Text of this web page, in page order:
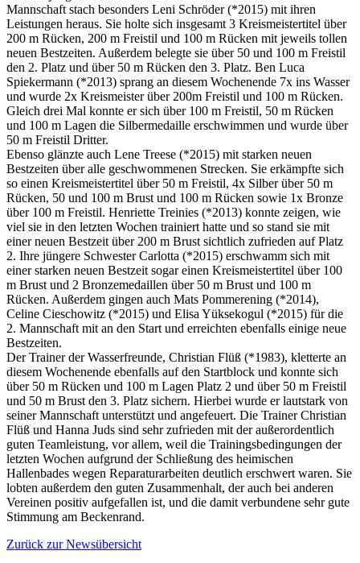
Mannschaft stach besonders Leni Schröder (*2015) mit ihren
Leistungen heraus. Sie holte sich insgesamt 3 Kreismeistertitel über
200 m Rücken, 200 m Freistil und 100 m Rücken mit jeweils tollen
neuen Bestzeiten. Außerdem belegte sie über 50 und 100 m Freistil
den 2. Platz und über 50 m Rücken den 3. Platz. Ben Luca
Spiekermann (*2013) sprang an diesem Wochenende 7x ins Wasser
und wurde 2x Kreismeister über 200m Freistil und 100 m Rücken.
Gleich drei Mal konnte er sich über 100 m Freistil, 50 m Rücken
und 100 m Lagen die Silbermedaille erschwimmen und wurde über
50 m Freistil Dritter.
Ebenso glänzte auch Lene Treese (*2015) mit starken neuen
Bestzeiten über alle geschwommenen Strecken. Sie erkämpfte sich
so einen Kreismeistertitel über 50 m Freistil, 4x Silber über 50 m
Rücken, 50 und 100 m Brust und 100 m Rücken sowie 1x Bronze
über 100 m Freistil. Henriette Treinies (*2013) konnte zeigen, wie
viel sie in den letzten Wochen trainiert hatte und so stand sie mit
einer neuen Bestzeit über 200 m Brust sichtlich zufrieden auf Platz
2. Ihre jüngere Schwester Carlotta (*2015) erschwamm sich mit
einer starken neuen Bestzeit sogar einen Kreismeistertitel über 100
m Brust und 2 Bronzemedaillen über 50 m Brust und 100 m
Rücken. Außerdem gingen auch Mats Pommerening (*2014),
Celine Cieschowitz (*2015) und Elisa Yüksekogul (*2015) für die
2. Mannschaft mit an den Start und erreichten ebenfalls einige neue
Bestzeiten.
Der Trainer der Wasserfreunde, Christian Flüß (*1983), kletterte an
diesem Wochenende ebenfalls auf den Startblock und konnte sich
über 50 m Rücken und 100 m Lagen Platz 2 und über 50 m Freistil
und 50 m Brust den 3. Platz sichern. Hierbei wurde er lautstark von
seiner Mannschaft unterstützt und angefeuert. Die Trainer Christian
Flüß und Hanna Juds sind sehr zufrieden mit der außerordentlich
guten Teamleistung, vor allem, weil die Trainingsbedingungen der
letzten Wochen aufgrund der Schließung des heimischen
Hallenbades wegen Reparaturarbeiten deutlich erschwert waren. Sie
lobten außerdem den guten Zusammenhalt, der auch bei anderen
Vereinen positiv aufgefallen ist, und die damit verbundene sehr gute
Stimmung am Beckenrand.
Zurück zur Newsübersicht